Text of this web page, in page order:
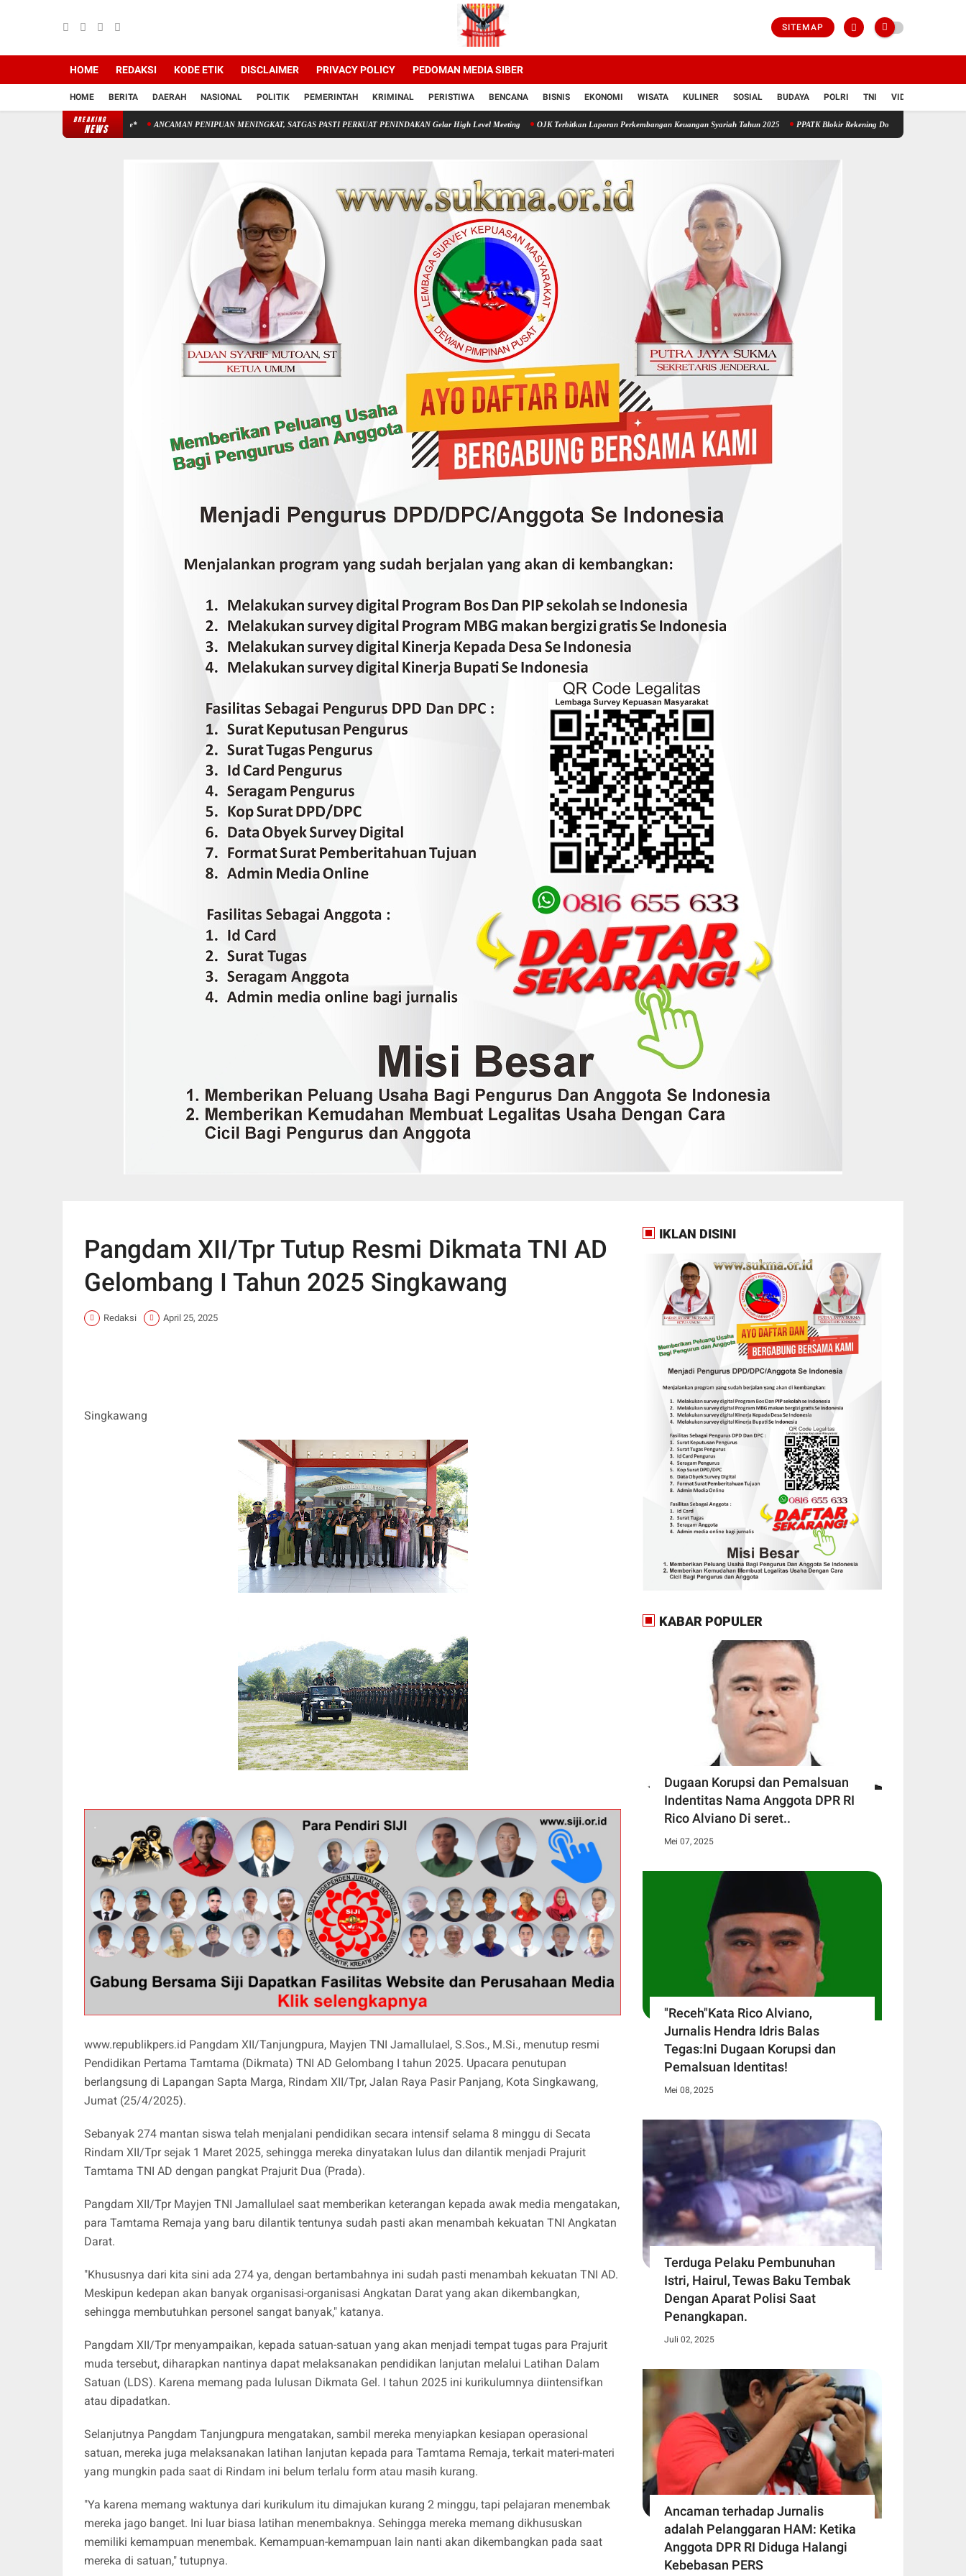
SITEMAP
HOME REDAKSI KODE ETIK DISCLAIMER PRIVACY POLICY PEDOMAN MEDIA SIBER
HOME BERITA DAERAH NASIONAL POLITIK PEMERINTAH KRIMINAL PERISTIWA BENCANA BISNIS EKONOMI WISATA KULINER SOSIAL BUDAYA POLRI TNI VIDIO
BREAKING
NEWS
Awak Media Online* ANCAMAN PENIPUAN MENINGKAT, SATGAS PASTI PERKUAT PENINDAKAN Gelar High Level Meeting OJK Terbitkan Laporan Perkembangan Keuangan Syariah Tahun 2025 PPATK Blokir Rekening Dormant, Bank Kalbar Tegaskan Dana
Pangdam XII/Tpr Tutup Resmi Dikmata TNI AD
Gelombang I Tahun 2025 Singkawang
Redaksi April 25, 2025
Singkawang
www.republikpers.id Pangdam XII/Tanjungpura, Mayjen TNI Jamallulael, S.Sos., M.Si., menutup resmi
Pendidikan Pertama Tamtama (Dikmata) TNI AD Gelombang I tahun 2025. Upacara penutupan
berlangsung di Lapangan Sapta Marga, Rindam XII/Tpr, Jalan Raya Pasir Panjang, Kota Singkawang,
Jumat (25/4/2025).
Sebanyak 274 mantan siswa telah menjalani pendidikan secara intensif selama 8 minggu di Secata
Rindam XII/Tpr sejak 1 Maret 2025, sehingga mereka dinyatakan lulus dan dilantik menjadi Prajurit
Tamtama TNI AD dengan pangkat Prajurit Dua (Prada).
Pangdam XII/Tpr Mayjen TNI Jamallulael saat memberikan keterangan kepada awak media mengatakan,
para Tamtama Remaja yang baru dilantik tentunya sudah pasti akan menambah kekuatan TNI Angkatan
Darat.
"Khususnya dari kita sini ada 274 ya, dengan bertambahnya ini sudah pasti menambah kekuatan TNI AD.
Meskipun kedepan akan banyak organisasi-organisasi Angkatan Darat yang akan dikembangkan,
sehingga membutuhkan personel sangat banyak," katanya.
Pangdam XII/Tpr menyampaikan, kepada satuan-satuan yang akan menjadi tempat tugas para Prajurit
muda tersebut, diharapkan nantinya dapat melaksanakan pendidikan lanjutan melalui Latihan Dalam
Satuan (LDS). Karena memang pada lulusan Dikmata Gel. I tahun 2025 ini kurikulumnya diintensifkan
atau dipadatkan.
Selanjutnya Pangdam Tanjungpura mengatakan, sambil mereka menyiapkan kesiapan operasional
satuan, mereka juga melaksanakan latihan lanjutan kepada para Tamtama Remaja, terkait materi-materi
yang mungkin pada saat di Rindam ini belum terlalu form atau masih kurang.
"Ya karena memang waktunya dari kurikulum itu dimajukan kurang 2 minggu, tapi pelajaran menembak
mereka jago banget. Ini luar biasa latihan menembaknya. Sehingga mereka memang dikhususkan
memiliki kemampuan menembak. Kemampuan-kemampuan lain nanti akan dikembangkan pada saat
mereka di satuan," tutupnya.
IKLAN DISINI
KABAR POPULER
Dugaan Korupsi dan Pemalsuan
Indentitas Nama Anggota DPR RI
Rico Alviano Di seret..
Mei 07, 2025
"Receh"Kata Rico Alviano,
Jurnalis Hendra Idris Balas
Tegas:Ini Dugaan Korupsi dan
Pemalsuan Identitas!
Mei 08, 2025
Terduga Pelaku Pembunuhan
Istri, Hairul, Tewas Baku Tembak
Dengan Aparat Polisi Saat
Penangkapan.
Juli 02, 2025
Ancaman terhadap Jurnalis
adalah Pelanggaran HAM: Ketika
Anggota DPR RI Diduga Halangi
Kebebasan PERS